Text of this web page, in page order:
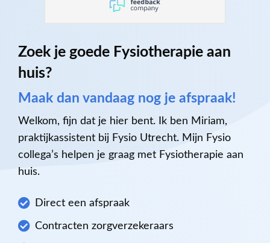
Zoek je goede Fysiotherapie aan
huis?
Maak dan vandaag nog je afspraak!
Welkom, fijn dat je hier bent. Ik ben Miriam,
praktijkassistent bij Fysio Utrecht. Mijn Fysio
collega’s helpen je graag met Fysiotherapie aan
huis.
Direct een afspraak
Contracten zorgverzekeraars